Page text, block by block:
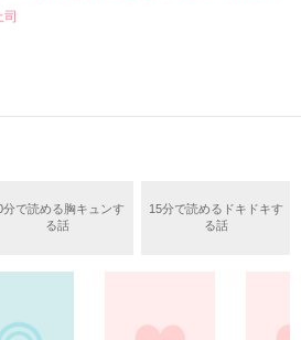
)
改稿版です＊
司
いている。
（26）がいるのだが、後輩の姫原由
』と馬鹿にされ、一人こっそり泣い
』🦅
分で読める胸キュンす
る話
15分で読めるドキドキす
る話